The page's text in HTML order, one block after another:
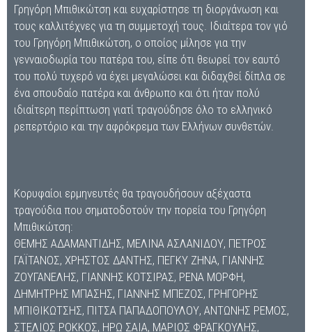
Γρηγόρη Μπιθικώτση και ευχαρίστησε τη διοργάνωση και
τους καλλιτέχνες για τη συμμετοχή τους. Ιδιαίτερα τον γιό
του Γρηγόρη Μπιθικώτση, ο οποίος μίλησε για την
γενναιοδωρία του πατέρα του, είπε ότι θεωρεί τον εαυτό
του πολύ τυχερό να έχει μεγαλώσει και διδαχθεί δίπλα σε
ένα σπουδαίο πατέρα και άνθρωπο και ότι ήταν πολύ
ιδιαίτερη περίπτωση γιατί τραγούδησε όλο το ελληνικό
ρεπερτόριο και την αφρόκρεμα των Ελλήνων συνθετών.
Κορυφαίοι ερμηνευτές θα τραγουδήσουν αξέχαστα
τραγούδια που σηματοδοτούν την πορεία του Γρηγόρη
Μπιθικώτση:
ΘΕΜΗΣ ΑΔΑΜΑΝΤΙΔΗΣ, ΜΕΛΙΝΑ ΑΣΛΑΝΙΔΟΥ, ΠΕΤΡΟΣ
ΓΑΪΤΑΝΟΣ, ΧΡΗΣΤΟΣ ΔΑΝΤΗΣ, ΠΕΓΚΥ ΖΗΝΑ, ΓΙΑΝΝΗΣ
ΖΟΥΓΑΝΕΛΗΣ, ΓΙΑΝΝΗΣ ΚΟΤΣΙΡΑΣ, ΡΕΝΑ ΜΟΡΦΗ,
ΔΗΜΗΤΡΗΣ ΜΠΑΣΗΣ, ΓΙΑΝΝΗΣ ΜΠΕΖΟΣ, ΓΡΗΓΟΡΗΣ
ΜΠΙΘΙΚΩΤΣΗΣ, ΠΙΤΣΑ ΠΑΠΑΔΟΠΟΥΛΟΥ, ΑΝΤΩΝΗΣ ΡΕΜΟΣ,
ΣΤΕΛΙΟΣ ΡΟΚΚΟΣ, ΗΡΩ ΣΑΙΑ, ΜΑΡΙΟΣ ΦΡΑΓΚΟΥΛΗΣ,